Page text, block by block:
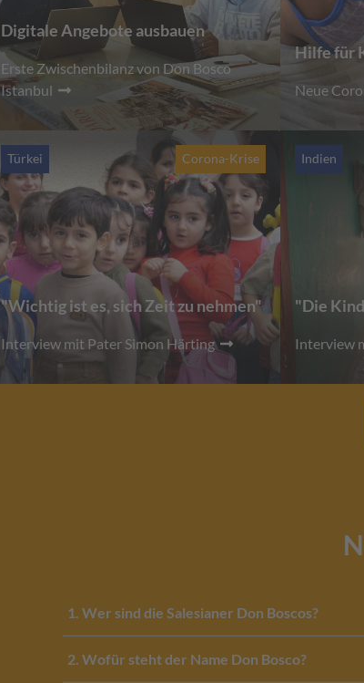
Digitale Angebote ausbauen
Erste Zwischenbilanz von Don Bosco
Istanbul
Türkei Corona-Krise
"Wichtig ist es, sich Zeit zu nehmen"
Interview mit Pater Simon Härting
Hilfe für
Neue
Indien
"Die
Interview
1. Wer sind die Salesianer Don Boscos?
2. Wofür steht der Name Don Bosco?